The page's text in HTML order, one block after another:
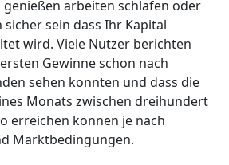
arbeiten schlafen oder
sein dass Ihr Kapital
wird. Viele Nutzer berichten
Gewinne schon nach
sehen konnten und dass die
Monats zwischen dreihundert
erreichen können je nach
Marktbedingungen.